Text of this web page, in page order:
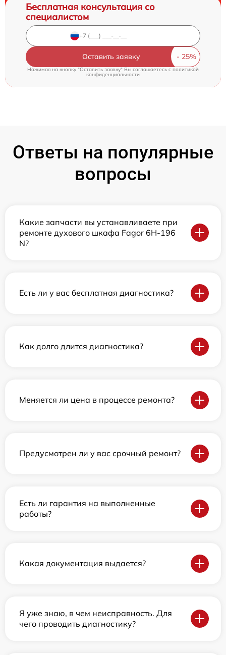
Бесплатная консультация со
специалистом
Оставить заявку
Нажимая на кнопку "Оставить заявку" Вы соглашаетесь cполитикой
конфиденциальности
Ответы на популярные
вопросы
Какие запчасти вы устанавливаете при
ремонте духового шкафа Fagor 6H-196
N?
Есть ли у вас бесплатная диагностика?
Как долго длится диагностика?
Меняется ли цена в процессе ремонта?
Предусмотрен ли у вас срочный ремонт?
Есть ли гарантия на выполненные
работы?
Какая документация выдается?
Я уже знаю, в чем неисправность. Для
чего проводить диагностику?